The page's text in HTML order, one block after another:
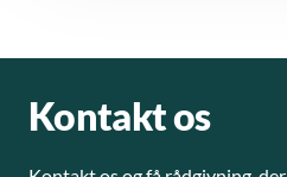
Kontakt os